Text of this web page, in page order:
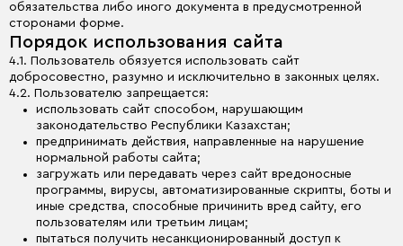
обязательства либо иного документа в предусмотренной
сторонами форме.
Порядок использования сайта
4.1. Пользователь обязуется использовать сайт
добросовестно, разумно и исключительно в законных целях.
4.2. Пользователю запрещается:
использовать сайт способом, нарушающим
законодательство Республики Казахстан;
предпринимать действия, направленные на нарушение
нормальной работы сайта;
загружать или передавать через сайт вредоносные
программы, вирусы, автоматизированные скрипты, боты и
иные средства, способные причинить вред сайту, его
пользователям или третьим лицам;
пытаться получить несанкционированный доступ к